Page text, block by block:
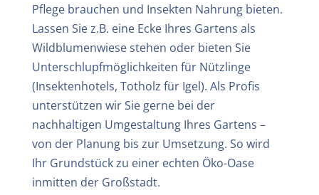
Pflege brauchen und Insekten Nahrung bieten.
Lassen Sie z.B. eine Ecke Ihres Gartens als
Wildblumenwiese stehen oder bieten Sie
Unterschlupfmöglichkeiten für Nützlinge
(Insektenhotels, Totholz für Igel). Als Profis
unterstützen wir Sie gerne bei der
nachhaltigen Umgestaltung Ihres Gartens –
von der Planung bis zur Umsetzung. So wird
Ihr Grundstück zu einer echten Öko-Oase
inmitten der Großstadt.